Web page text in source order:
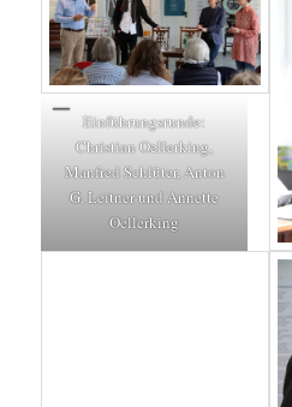
Einführungsrunde:
Christian Oellerking,
Manfred Schlüter, Anton
G. Leitner und Annette
Oellerking